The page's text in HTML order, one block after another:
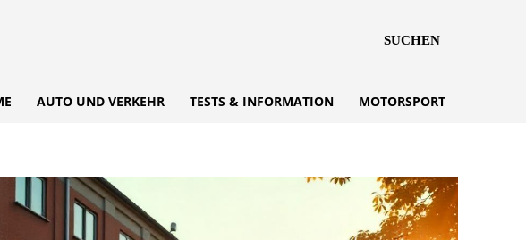
SUCHEN
AUTO UND VERKEHR TESTS & INFORMATION MOTORSPORT